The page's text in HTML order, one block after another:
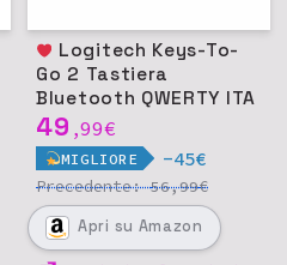
Go 2 Tastiera
Bluetooth QWERTY ITA
49 ,99€
MIGLIORE -45€
Precedente:56,99€
Apri su Amazon